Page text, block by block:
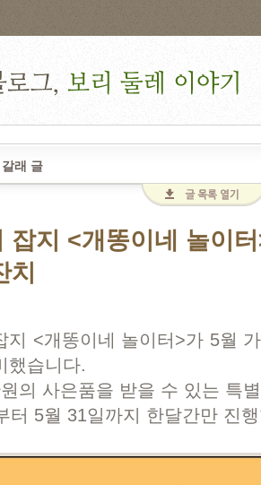
래 글
잡지 <개똥이네 놀이
치
지 <개똥이네 놀이터>가 5월
했습니다.
의 사은품을 받을 수 있는 특
터 5월 31일까지 한달간만 진